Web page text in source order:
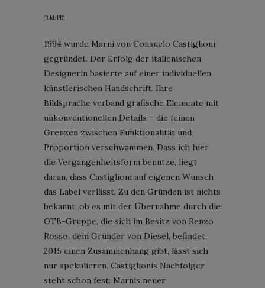
(Bild: PR)
1994 wurde Marni von Consuelo Castiglioni
gegründet. Der Erfolg der italienischen
Designerin basierte auf einer individuellen
künstlerischen Handschrift. Ihre
Bildsprache verband grafische Elemente mit
unkonventionellen Details – die feinen
Grenzen zwischen Funktionalität und
Proportion verschwammen. Dass ich hier
die Vergangenheitsform benutze, liegt
daran, dass Castiglioni auf eigenen Wunsch
das Label verlässt. Zu den Gründen ist nichts
bekannt, ob es mit der Übernahme durch die
OTB-Gruppe, die sich im Besitz von Renzo
Rosso, dem Gründer von Diesel, befindet,
2015 einen Zusammenhang gibt, lässt sich
nur spekulieren. Castiglionis Nachfolger
steht schon fest: Marnis neuer